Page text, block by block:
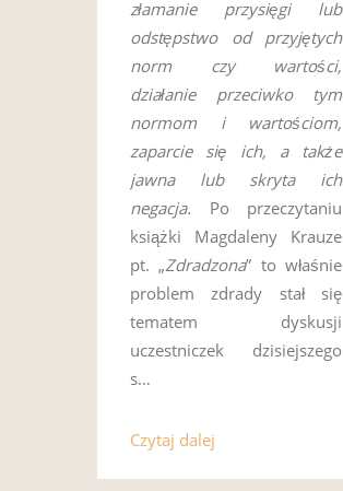
złamanie przysięgi lub
odstępstwo od przyjętych
norm czy wartości,
działanie przeciwko tym
normom i wartościom,
zaparcie się ich, a także
jawna lub skryta ich
negacja. Po przeczytaniu
książki Magdaleny Krauze
pt. „Zdradzona” to właśnie
problem zdrady stał się
tematem dyskusji
uczestniczek dzisiejszego
s…
Czytaj dalej